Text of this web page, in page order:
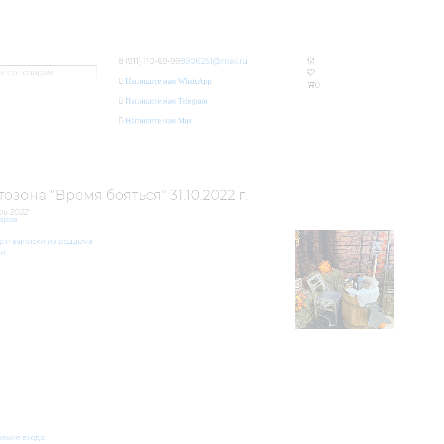
8 (911) 110-69-998906251@mail.ru
Напишите нам WhatsApp
Напишите нам Telegram
Напишите нам Max
0
выписки из роддома
входа.
"Время бояться" 31.10.2022 г.
2022